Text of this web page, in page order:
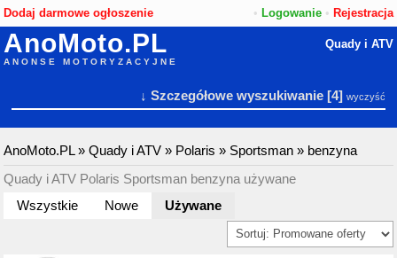
Dodaj darmowe ogłoszenie • Logowanie• Rejestracja
AnoMoto.PL
ANONSE MOTORYZACYJNE
Quady i ATV
↓ Szczegółowe wyszukiwanie[4] wyczyść
AnoMoto.PL»Quady i ATV » Polaris » Sportsman » benzyna
Quady i ATV Polaris Sportsman benzyna używane
Wszystkie
Nowe Używane